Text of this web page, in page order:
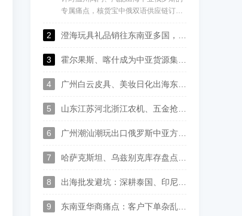
专属痛点，核货宝中俄双语供应链订货
亚多币种、多区域、长账期的经营特
地案例，详解核货宝如何从根源管住渠
境分销，解决传统出海模式的核心痛
2 澄海玩具礼品销往东南亚多国，核货宝中英泰印尼马来语供应链批发系统实现订单高效协同管理
3 霍尔果斯、喀什成为中亚货源集散枢纽，核货宝中俄哈乌兹语供应链系统实现国内仓与海外仓数据互通
4 广州白云皮具、美妆日化出海东南亚：核货宝中英泰印尼中英泰印尼语供应链订货系统，实现渠道数字化管控
5 山东江苏河北浙江农机、五金抢抓中亚出口机遇，核货宝中俄哈乌兹语S2B2B供应链系统助力批发企业数字化转型
6 广州潮汕潮玩出口俄罗斯中亚方案：核货宝中俄哈语供应链批发系统赋能玩具行业数字化运营
7 哈萨克斯坦、乌兹别克库存盘点太麻烦？这套中俄哈语进销存，广州佛山可上门演示
8 出海批发避坑：深耕泰国、印尼、中亚华商，一套中英泰马来印尼俄哈语供应链系统打通跨境分销
9 东南亚华商痛点：客户下单杂乱、语言沟通难？多语言 S2B2B 订货系统解决方案